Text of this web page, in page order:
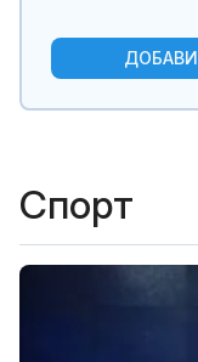
ДОБАВИ
Спорт